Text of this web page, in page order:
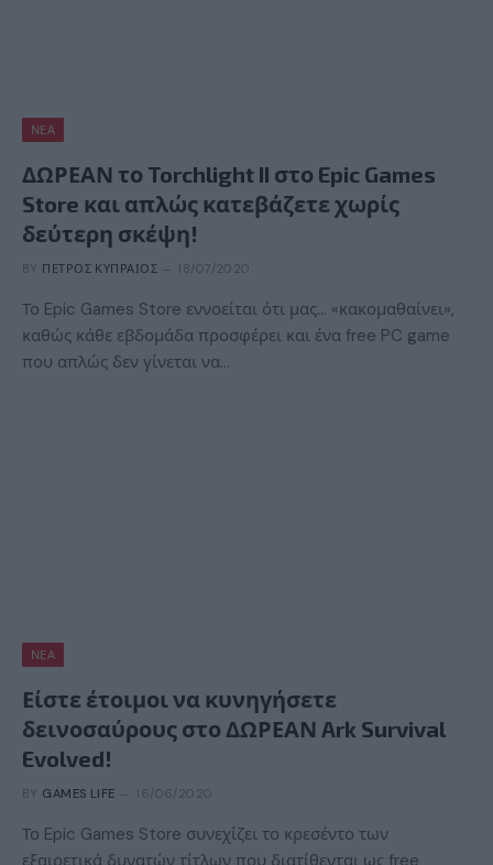
ΝΈΑ
ΔΩΡΕΑΝ το Torchlight II στο Epic Games
Store και απλώς κατεβάζετε χωρίς
δεύτερη σκέψη!
BY ΠΈΤΡΟΣ ΚΥΠΡΑΊΟΣ 18/07/2020
Το Epic Games Store εννοείται ότι μας… «κακομαθαίνει»,
καθώς κάθε εβδομάδα προσφέρει και ένα free PC game
που απλώς δεν γίνεται να…
ΝΈΑ
Είστε έτοιμοι να κυνηγήσετε
δεινοσαύρους στο ΔΩΡΕΑΝ Ark Survival
Evolved!
BY GAMES LIFE 16/06/2020
Το Epic Games Store συνεχίζει το κρεσέντο των
εξαιρετικά δυνατών τίτλων που διατίθενται ως free